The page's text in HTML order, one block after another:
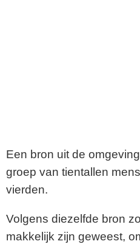
Een bron uit de
groep van tientallen
vierden.
Volgens diezelfde bron
makkelijk zijn geweest,